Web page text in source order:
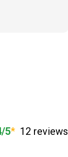
5* 12 reviews